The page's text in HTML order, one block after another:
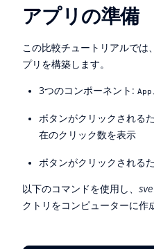
アプリの準備
この比較チュートリアルでは
プリを構築します。
3つのコンポーネント: App
ボタンがクリックされる
在のクリック数を表示
ボタンがクリックされる
以下のコマンドを使用し、
クトリをコンピューターに作